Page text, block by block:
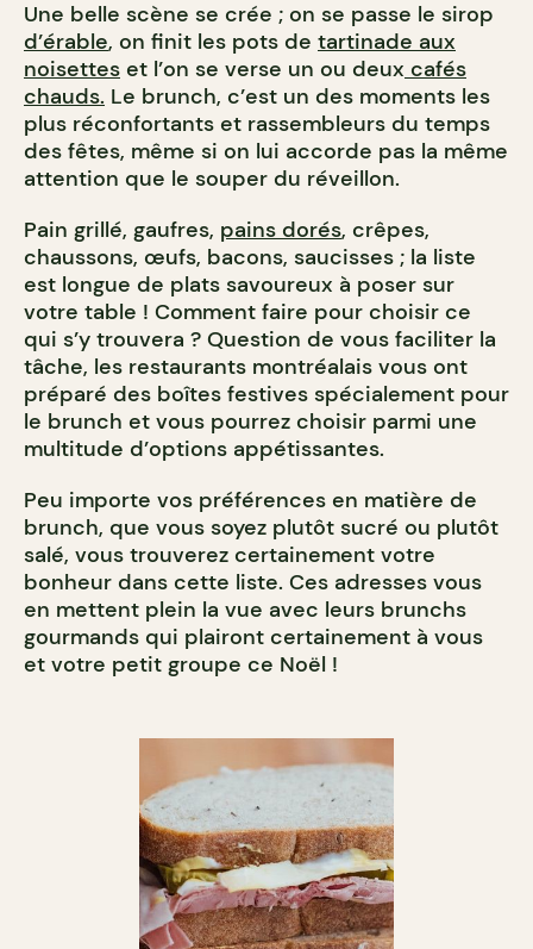
Une belle scène se crée ; on se passe le sirop
d’érable, on finit les pots de tartinade aux
noisettes et l’on se verse un ou deux cafés
chauds. Le brunch, c’est un des moments les
plus réconfortants et rassembleurs du temps
des fêtes, même si on lui accorde pas la même
attention que le souper du réveillon.
Pain grillé, gaufres, pains dorés, crêpes,
chaussons, œufs, bacons, saucisses ; la liste
est longue de plats savoureux à poser sur
votre table ! Comment faire pour choisir ce
qui s’y trouvera ? Question de vous faciliter la
tâche, les restaurants montréalais vous ont
préparé des boîtes festives spécialement pour
le brunch et vous pourrez choisir parmi une
multitude d’options appétissantes.
Peu importe vos préférences en matière de
brunch, que vous soyez plutôt sucré ou plutôt
salé, vous trouverez certainement votre
bonheur dans cette liste. Ces adresses vous
en mettent plein la vue avec leurs brunchs
gourmands qui plairont certainement à vous
et votre petit groupe ce Noël !